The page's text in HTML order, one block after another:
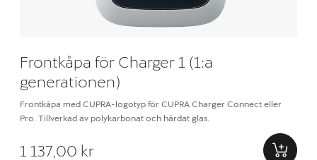
Frontkåpa för Charger 1 (1:a
generationen)
Frontkåpa med CUPRA-logotyp för CUPRA Charger Connect eller
Pro. Tillverkad av polykarbonat och härdat glas.
1 137,00 kr